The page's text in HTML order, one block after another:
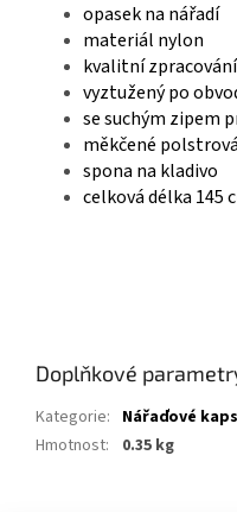
opasek na nářadí
materiál nylon
kvalitní
vyztužený po
se suchým zipem
měkčené
spona na kladivo
celková délka 145
Doplňkové
Kategorie: Nářaďové
Hmotnost: 0.35 kg